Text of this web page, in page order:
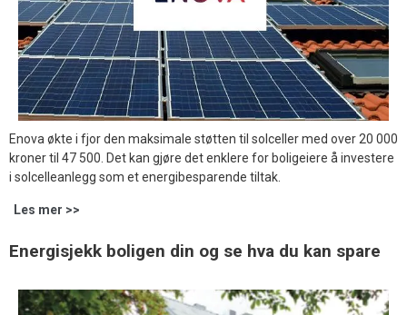
Enova økte i fjor den maksimale støtten til solceller med over 20 000
kroner til 47 500. Det kan gjøre det enklere for boligeiere å investere
i solcelleanlegg som et energibesparende tiltak.
Les mer >>
Energisjekk boligen din og se hva du kan spare